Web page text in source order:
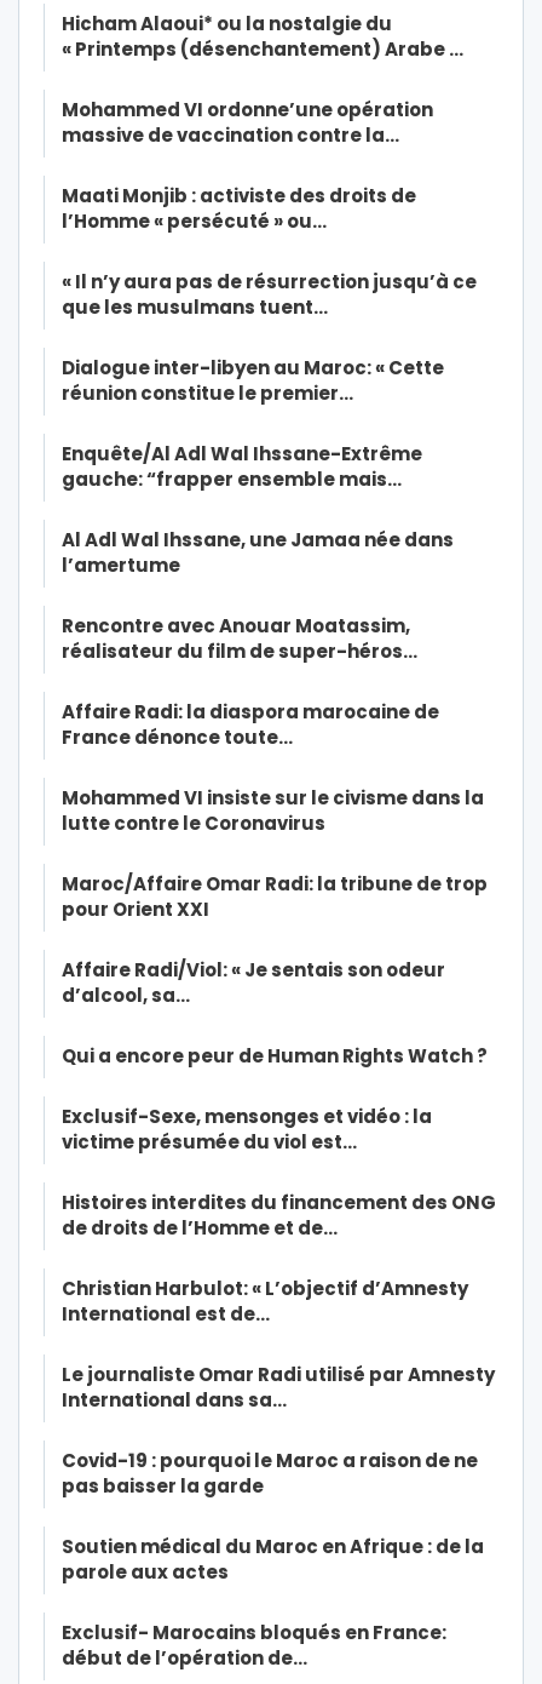
Hicham Alaoui* ou la nostalgie du
« Printemps (désenchantement) Arabe …
Mohammed VI ordonne’une opération
massive de vaccination contre la…
Maati Monjib : activiste des droits de
l’Homme « persécuté » ou…
« Il n’y aura pas de résurrection jusqu’à ce
que les musulmans tuent…
Dialogue inter-libyen au Maroc: « Cette
réunion constitue le premier…
Enquête/Al Adl Wal Ihssane-Extrême
gauche: “frapper ensemble mais…
Al Adl Wal Ihssane, une Jamaa née dans
l’amertume
Rencontre avec Anouar Moatassim,
réalisateur du film de super-héros…
Affaire Radi: la diaspora marocaine de
France dénonce toute…
Mohammed VI insiste sur le civisme dans la
lutte contre le Coronavirus
Maroc/Affaire Omar Radi: la tribune de trop
pour Orient XXI
Affaire Radi/Viol: « Je sentais son odeur
d’alcool, sa…
Qui a encore peur de Human Rights Watch ?
Exclusif-Sexe, mensonges et vidéo : la
victime présumée du viol est…
Histoires interdites du financement des ONG
de droits de l’Homme et de…
Christian Harbulot: « L’objectif d’Amnesty
International est de…
Le journaliste Omar Radi utilisé par Amnesty
International dans sa…
Covid-19 : pourquoi le Maroc a raison de ne
pas baisser la garde
Soutien médical du Maroc en Afrique : de la
parole aux actes
Exclusif- Marocains bloqués en France:
début de l’opération de…